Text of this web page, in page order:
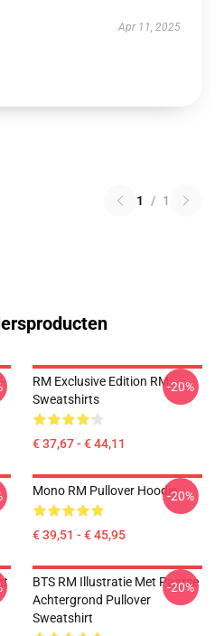
Apr 11, 2025
1 / 1
RM Exclusive Edition RM
Sweatshirts
€ 37,67 - € 44,11
-20%
Mono RM Pullover Hoodie
€ 39,51 - € 45,95
-20%
BTS RM Illustratie Met Paarse
Achtergrond Pullover
Sweatshirt
-20%